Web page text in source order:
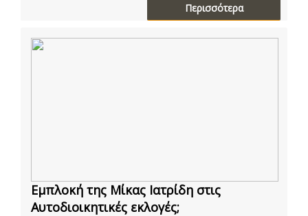
Περισσότερα
Εμπλοκή της Μίκας Ιατρίδη στις
Αυτοδιοικητικές εκλογές;